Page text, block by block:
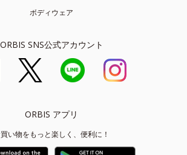
ボディウェア
ORBIS SNS公式アカウント
ORBIS アプリ
い物をもっと楽しく、便利に！